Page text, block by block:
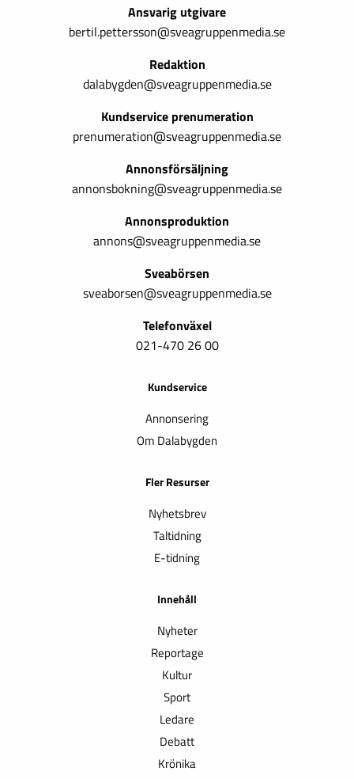
Ansvarig utgivare
bertil.pettersson@sveagruppenmedia.se
Redaktion
dalabygden@sveagruppenmedia.se
Kundservice prenumeration
prenumeration@sveagruppenmedia.se
Annonsförsäljning
annonsbokning@sveagruppenmedia.se
Annonsproduktion
annons@sveagruppenmedia.se
Sveabörsen
sveaborsen@sveagruppenmedia.se
Telefonväxel
021-470 26 00
Kundservice
Annonsering
Om Dalabygden
Fler Resurser
Nyhetsbrev
Taltidning
E-tidning
Innehåll
Nyheter
Reportage
Kultur
Sport
Ledare
Debatt
Krönika